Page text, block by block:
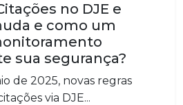
no DJE e
e como um
sua segurança?
de 2025, novas regras
via DJE...